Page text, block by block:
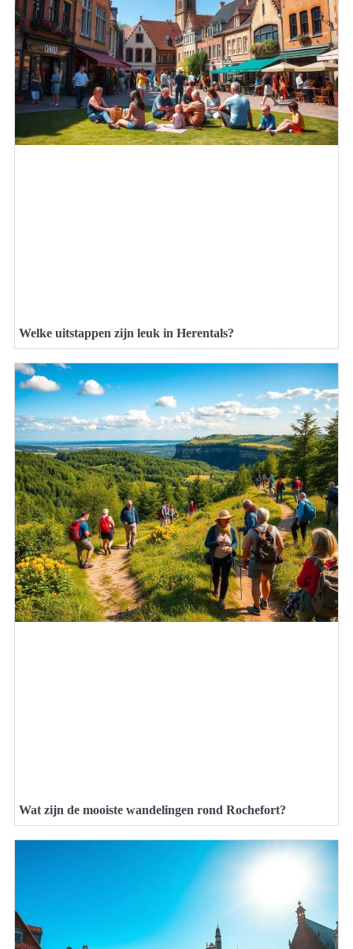
Welke uitstappen zijn leuk in Herentals?
Wat zijn de mooiste wandelingen rond Rochefort?